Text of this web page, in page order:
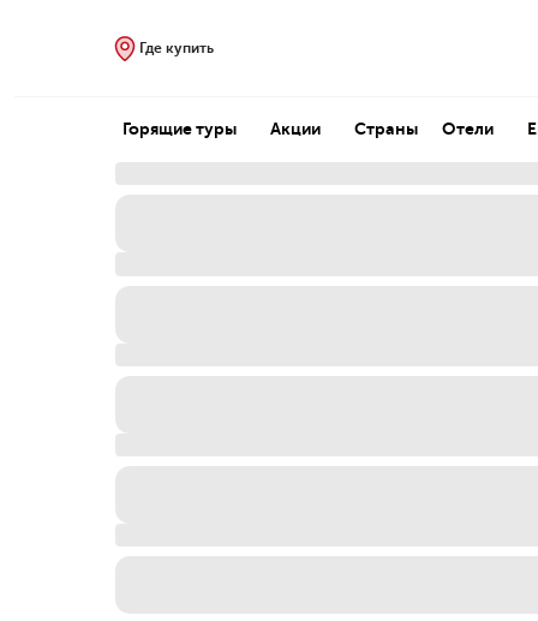
Где купить
Горящие туры Акции Страны Отели